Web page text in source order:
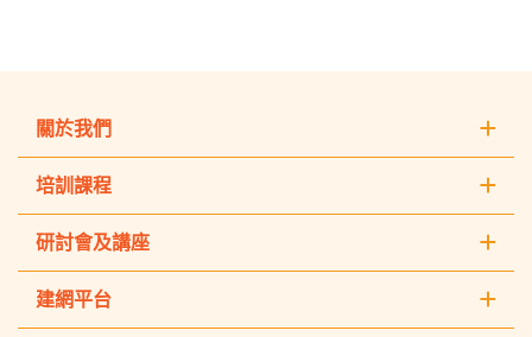
關於我們
培訓課程
研討會及講座
建網平台